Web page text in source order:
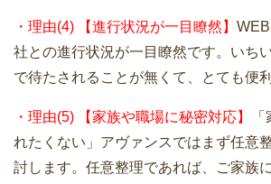
・理由(4) 【進行状況が一目瞭然】
社との進行状況が一目瞭然です。いち
で待たされることが無くて、とても便
・理由(5) 【家族や職場に秘密対応】
れたくない」アヴァンスではまず任意
討します。任意整理であれば、ご家族